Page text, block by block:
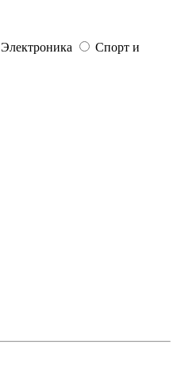
Электроника
Спорт и